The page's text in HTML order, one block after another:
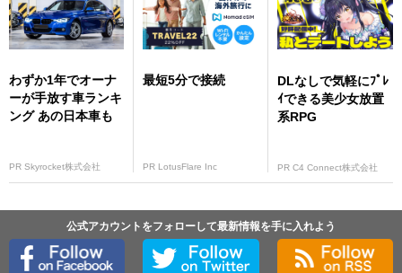
わずか1年でオーナ
ーが手放す車ランキ
ング あの日本車も
PR Skyrocket株式会社
最短5分で接続
PR LotusFlare Inc
DLなしで気軽にﾌﾟﾚ
ｲできる美少女放置
系RPG
PR C4 Connect株式会社
公式アカウントをフォローして最新情報を手に入れよう